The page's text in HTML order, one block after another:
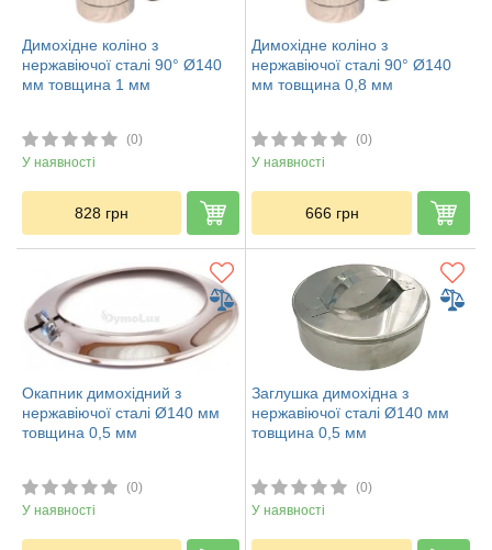
Димохідне коліно з
нержавіючої сталі 90° Ø140
мм товщина 1 мм
(0)
У наявності
828 грн
Димохідне коліно з
нержавіючої сталі 90° Ø140
мм товщина 0,8 мм
(0)
У наявності
666 грн
Окапник димохідний з
нержавіючої сталі Ø140 мм
товщина 0,5 мм
(0)
У наявності
Заглушка димохідна з
нержавіючої сталі Ø140 мм
товщина 0,5 мм
(0)
У наявності